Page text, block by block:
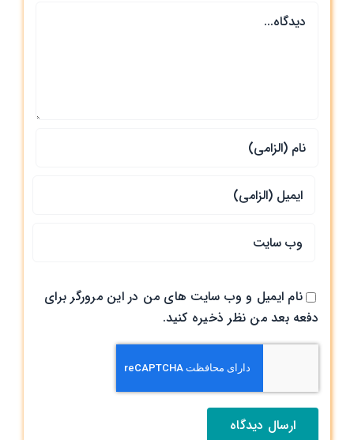
دیدگاه
نام ایمیل و وب سایت های من در این مرورگر برای
دفعه بعد من نظر ذخیره کنید.